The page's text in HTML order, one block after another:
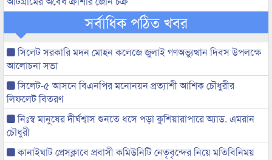
সর্বাধিক পঠিত খবর
সিলেট সরকারি মদন মোহন কলেজে জুলাই গণঅভ্যুত্থান দিবস উপলক্ষে
আলোচনা সভা
সিলেট-৫ আসনে বিএনপির মনোনয়ন প্রত্যাশী আশিক চৌধুরীর
লিফলেট বিতরণ
নিঃস্ব মানুষের দীর্ঘশ্বাস শুনতে ধসে পড়া কুশিয়ারাপারে অ্যাড. এমরান
চৌধুরী
কানাইঘাট প্রেসক্লাবে প্রবাসী কমিউনিটি নেতৃবৃন্দের নিয়ে মতিবিনিময়